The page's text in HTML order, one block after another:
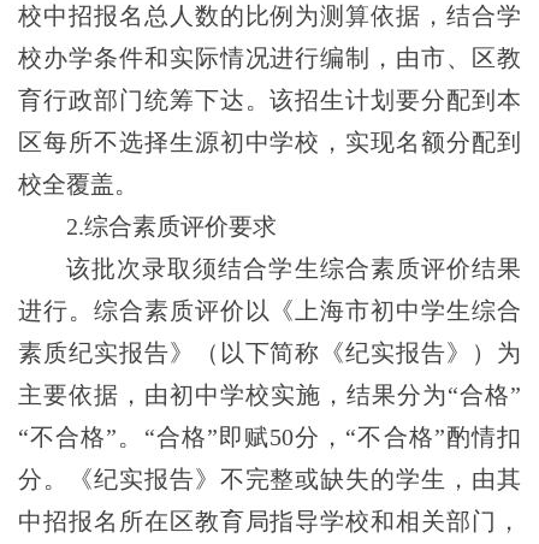
校中招报名总人数的比例为测算依据，结合学
校办学条件和实际情况进行编制，由市、区教
育行政部门统筹下达。该招生计划要分配到本
区每所不选择生源初中学校，实现名额分配到
校全覆盖。
2.综合素质评价要求
该批次录取须结合学生综合素质评价结果
进行。综合素质评价以《上海市初中学生综合
素质纪实报告》（以下简称《纪实报告》）为
主要依据，由初中学校实施，结果分为“合格”
“不合格”。“合格”即赋50分，“不合格”酌情扣
分。《纪实报告》不完整或缺失的学生，由其
中招报名所在区教育局指导学校和相关部门，